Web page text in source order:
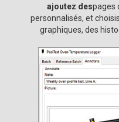
ajoutez despages
personnalisés, et
graphiques, des